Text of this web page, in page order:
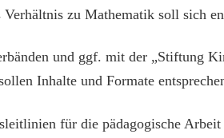
zu Mathematik soll sich
und ggf. mit der „Stiftung
Inhalte und Formate
für die pädagogische